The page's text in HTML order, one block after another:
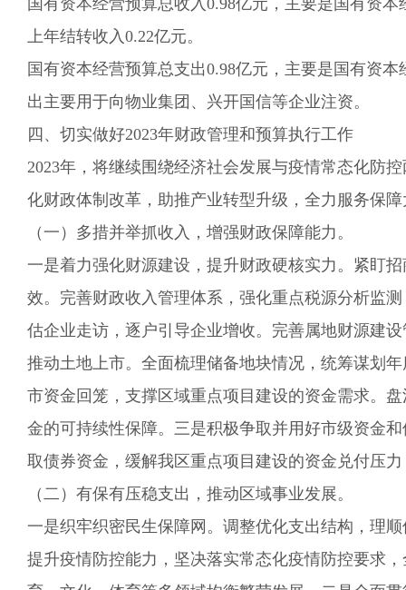
国有资本经营预算总收入0.98亿元，主要是国有资本
上年结转收入0.22亿元。
国有资本经营预算总支出0.98亿元，主要是国有资本
出主要用于向物业集团、兴开国信等企业注资。
四、切实做好2023年财政管理和预算执行工作
2023年，将继续围绕经济社会发展与疫情常态化防
化财政体制改革，助推产业转型升级，全力服务保
（一） 多措并举抓收入，增强财政保障能力。
一是着力强化财源建设，提升财政硬核实力。紧盯
效。完善财政收入管理体系，强化重点税源分析监
估企业走访，逐户引导企业增收。完善属地财源建
推动土地上市。全面梳理储备地块情况，统筹谋划
市资金回笼，支撑区域重点项目建设的资金需求。
金的可持续性保障。三是积极争取并用好市级资金
取债券资金，缓解我区重点项目建设的资金兑付压
（二） 有保有压稳支出 ，推动区域事业发展。
一是织牢织密民生保障网。调整优化支出结构，理
提升疫情防控能力，坚决落实常态化疫情防控要求